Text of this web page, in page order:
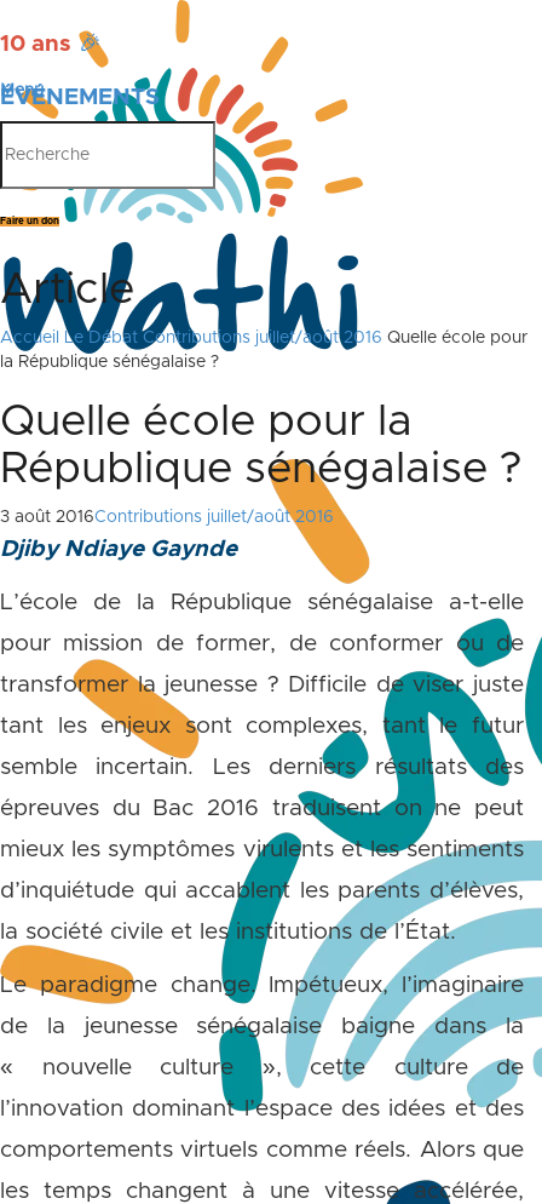
10 ans 🎉
ÉVÉNEMENTS
PUBLICATIONS
Menu
Faire un don
Article
Accueil Le Débat Contributions juillet/août 2016 Quelle école pour
la République sénégalaise ?
Quelle école pour la
République sénégalaise ?
3 août 2016Contributions juillet/août 2016
Djiby Ndiaye Gaynde
L’école de la République sénégalaise a-t-elle
pour mission de former, de conformer ou de
transformer la jeunesse ? Difficile de viser juste
tant les enjeux sont complexes, tant le futur
semble incertain. Les derniers résultats des
épreuves du Bac 2016 traduisent on ne peut
mieux les symptômes virulents et les sentiments
d’inquiétude qui accablent les parents d’élèves,
la société civile et les institutions de l’État.
Le paradigme change. Impétueux, l’imaginaire
de la jeunesse sénégalaise baigne dans la
« nouvelle culture », cette culture de
l’innovation dominant l’espace des idées et des
comportements virtuels comme réels. Alors que
les temps changent à une vitesse accélérée,